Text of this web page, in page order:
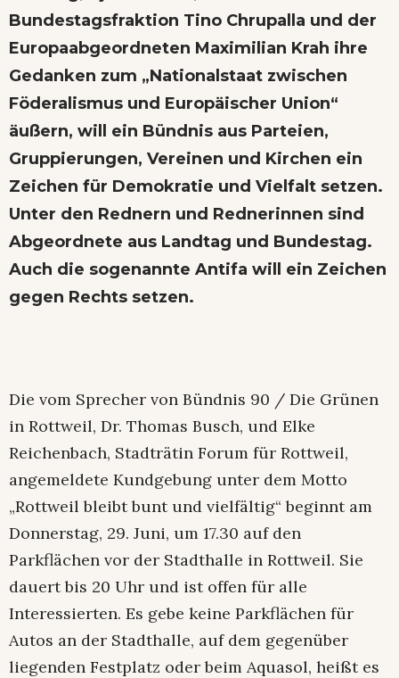
Bundestagsfraktion Tino Chrupalla und der
Europaabgeordneten Maximilian Krah ihre
Gedanken zum „Nationalstaat zwischen
Föderalismus und Europäischer Union“
äußern, will ein Bündnis aus Parteien,
Gruppierungen, Vereinen und Kirchen ein
Zeichen für Demokratie und Vielfalt setzen.
Unter den Rednern und Rednerinnen sind
Abgeordnete aus Landtag und Bundestag.
Auch die sogenannte Antifa will ein Zeichen
gegen Rechts setzen.
Die vom Sprecher von Bündnis 90 / Die Grünen
in Rottweil, Dr. Thomas Busch, und Elke
Reichenbach, Stadträtin Forum für Rottweil,
angemeldete Kundgebung unter dem Motto
„Rottweil bleibt bunt und vielfältig“ beginnt am
Donnerstag, 29. Juni, um 17.30 auf den
Parkflächen vor der Stadthalle in Rottweil. Sie
dauert bis 20 Uhr und ist offen für alle
Interessierten. Es gebe keine Parkflächen für
Autos an der Stadthalle, auf dem gegenüber
liegenden Festplatz oder beim Aquasol, heißt es